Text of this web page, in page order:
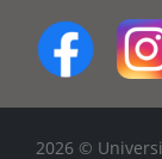
2026 ©